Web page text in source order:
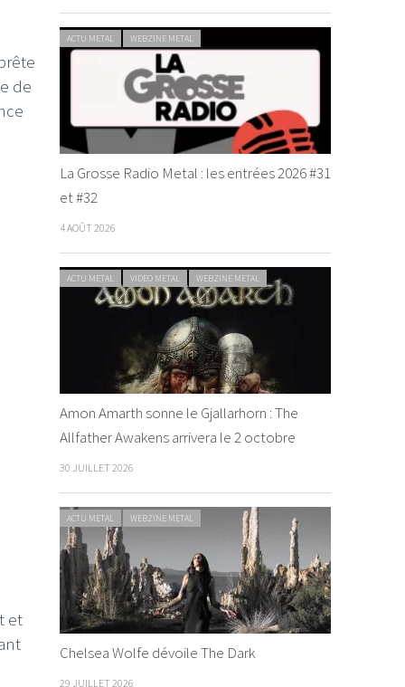
de
et
ACTU METAL WEBZINE METAL
La Grosse Radio Metal : les entrées 2026 #31
et #32
4 AOÛT 2026
ACTU METAL VIDEO METAL WEBZINE METAL
Amon Amarth sonne le Gjallarhorn : The
Allfather Awakens arrivera le 2 octobre
30 JUILLET 2026
ACTU METAL WEBZINE METAL
Chelsea Wolfe dévoile The Dark
29 JUILLET 2026